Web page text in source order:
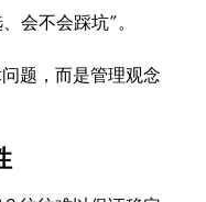
会不会踩坑”。
题，而是管理观念